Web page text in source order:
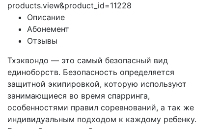
products.view&product_id=11228
Описание
Абонемент
Отзывы
Тхэквондо — это самый безопасный вид
единоборств. Безопасность определяется
защитной экипировкой, которую используют
занимающиеся во время спарринга,
особенностями правил соревнований, а так же
индивидуальным подходом к каждому ребенку.